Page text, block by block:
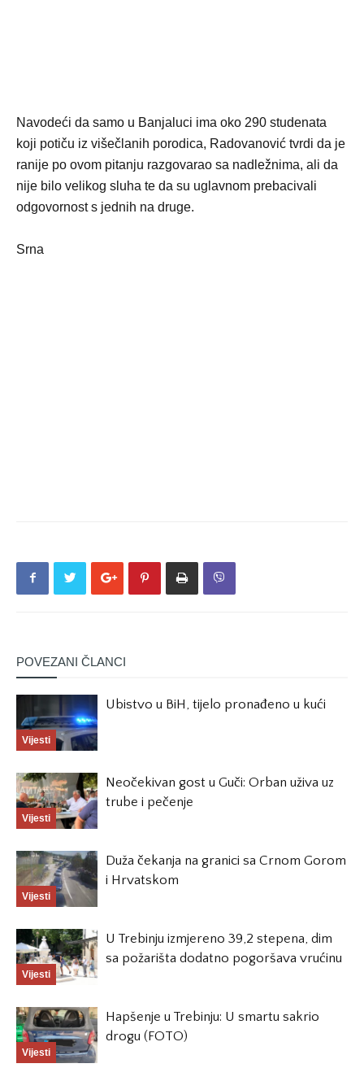
Navodeći da samo u Banjaluci ima oko 290 studenata
koji potiču iz višečlanih porodica, Radovanović tvrdi da je
ranije po ovom pitanju razgovarao sa nadležnima, ali da
nije bilo velikog sluha te da su uglavnom prebacivali
odgovornost s jednih na druge.
Srna
POVEZANI ČLANCI
Vijesti
Ubistvo u BiH, tijelo pronađeno u kući
Vijesti
Neočekivan gost u Guči: Orban uživa uz
trube i pečenje
Vijesti
Duža čekanja na granici sa Crnom Gorom
i Hrvatskom
Vijesti
U Trebinju izmjereno 39,2 stepena, dim
sa požarišta dodatno pogoršava vrućinu
Vijesti
Hapšenje u Trebinju: U smartu sakrio
drogu (FOTO)